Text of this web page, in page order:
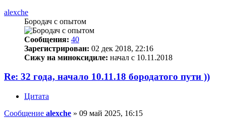
alexche
Бородач с опытом
Сообщения: 40
Зарегистрирован: 02 дек 2018, 22:16
Сижу на миноксидиле: начал с 10.11.2018
Re: 32 года, начало 10.11.18 бородатого пути ))
Цитата
Сообщение alexche » 09 май 2025, 16:15